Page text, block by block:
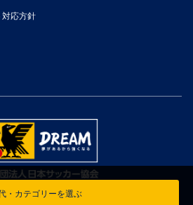
・カテゴリーを選ぶ
応方針
Association All Rights Reserved.